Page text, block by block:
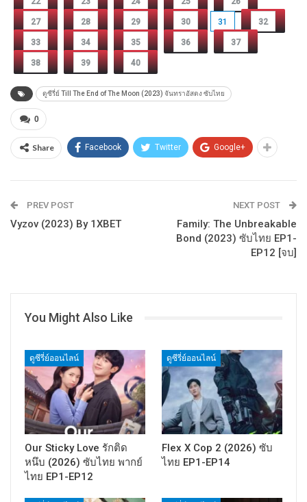
27 28 29 30 31 32
33 34 35 36 37
38 39 40
ดูซีรี่ย์ Till The End of The Moon (2023) จันทราอัสดง ซับไทย
0
Share Facebook Twitter Google+
PREV POST
Vyzov (2023) By 1XBET
NEXT POST
Family: The Unbreakable
Bond (2023) ซับไทย EP1-
EP12 [จบ]
You Might Also Like
ดูซีรี่ย์ออนไลน์
Our Sticky Love รักติด
หนึบ (2026) ซับไทย พากย์
ไทย EP1-EP12
ดูซีรี่ย์ออนไลน์
Flex X Cop 2 (2026) ซับ
ไทย EP1-EP14